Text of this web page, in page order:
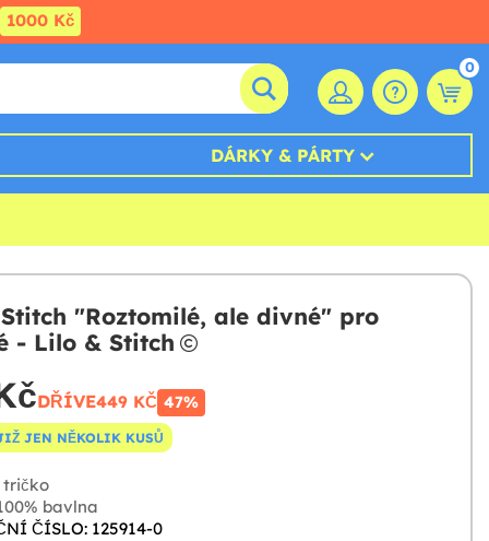
1000 Kč
0
DÁRKY & PÁRTY
"Roztomilé, ale divné" pro
- Lilo & Stitch
DŘÍVE449 KČ 47%
JEN NĚKOLIK KUSŮ
bavlna
ČÍSLO: 125914-0